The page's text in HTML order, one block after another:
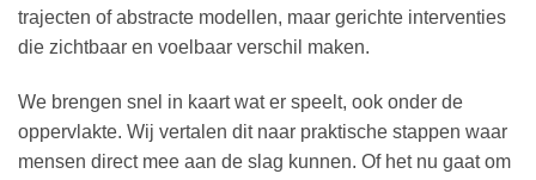
trajecten of abstracte modellen, maar gerichte interventies
die zichtbaar en voelbaar verschil maken.
We brengen snel in kaart wat er speelt, ook onder de
oppervlakte. Wij vertalen dit naar praktische stappen waar
mensen direct mee aan de slag kunnen. Of het nu gaat om